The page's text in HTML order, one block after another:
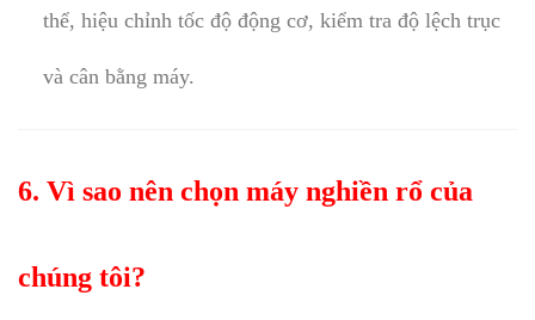
thể, hiệu chỉnh tốc độ động cơ, kiểm tra độ lệch trục
và cân bằng máy.
6. Vì sao nên chọn máy nghiền rổ của
chúng tôi?